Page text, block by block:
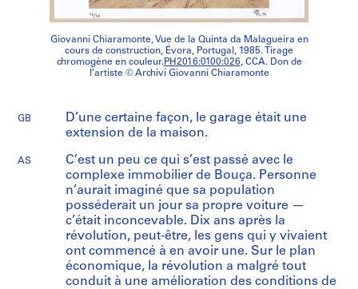
Giovanni Chiaramonte, Vue de la Quinta da Malagueira en
cours de construction, Évora, Portugal, 1985. Tirage
chromogène en couleur.PH2016:0100:026, CCA. Don de
l’artiste © Archivi Giovanni Chiaramonte
GB
D’une certaine façon, le garage était une
extension de la maison.
AS
C’est un peu ce qui s’est passé avec le
complexe immobilier de Bouça. Personne
n’aurait imaginé que sa population
posséderait un jour sa propre voiture —
c’était inconcevable. Dix ans après la
révolution, peut-être, les gens qui y vivaient
ont commencé à en avoir une. Sur le plan
économique, la révolution a malgré tout
conduit à une amélioration des conditions de